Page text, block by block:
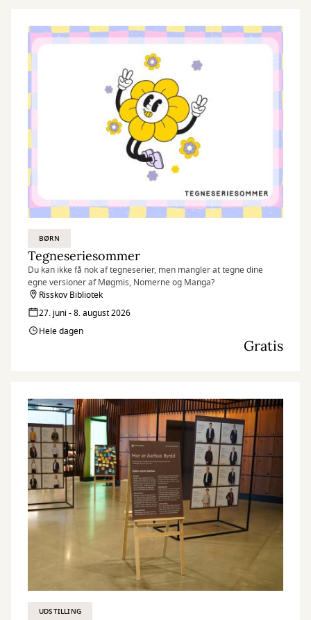
BØRN
Tegneseriesommer
Du kan ikke få nok af tegneserier, men mangler at tegne dine
egne versioner af Møgmis, Nomerne og Manga?
Risskov Bibliotek
27. juni - 8. august 2026
Hele dagen
Gratis
UDSTILLING